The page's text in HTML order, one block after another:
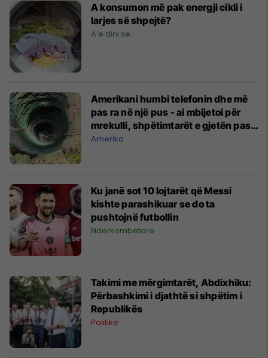
A konsumon më pak energji cikli i
larjes së shpejtë?
A e dini se...
Amerikani humbi telefonin dhe më
pas ra në një pus - ai mbijetoi për
mrekulli, shpëtimtarët e gjetën pas
8 orëve
Amerika
Ku janë sot 10 lojtarët që Messi
kishte parashikuar se do ta
pushtojnë futbollin
Ndërkombëtare
Takimi me mërgimtarët, Abdixhiku:
Përbashkimi i djathtë si shpëtim i
Republikës
Politikë